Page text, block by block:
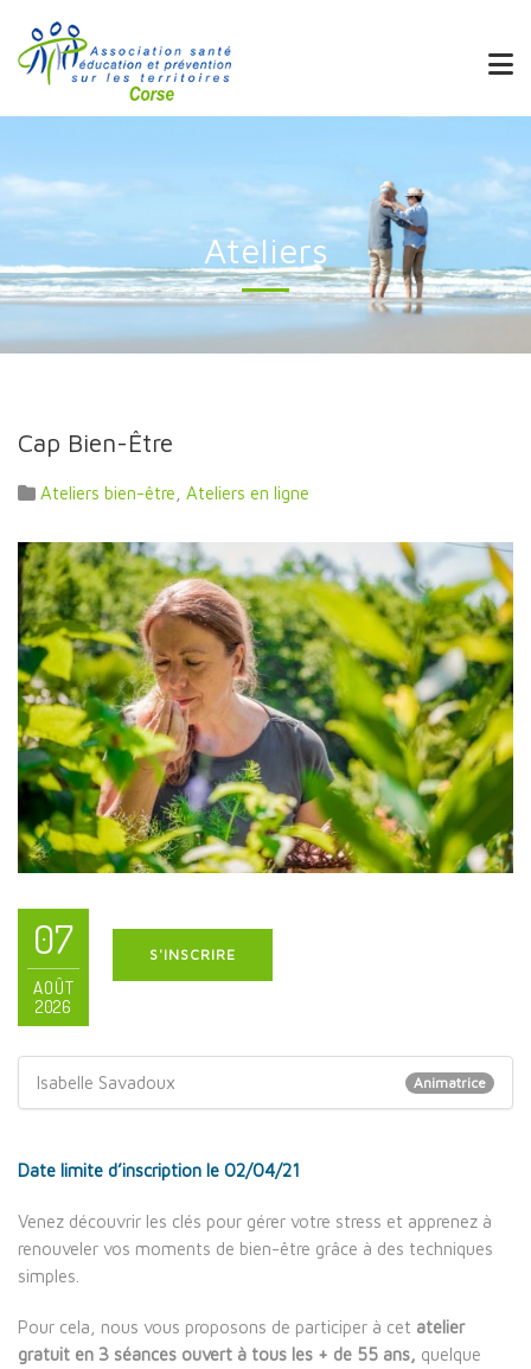
Ateliers
Cap Bien-Être
Ateliers bien-être Ateliers en ligne
07
AOÛT
2026
S'INSCRIRE
Isabelle Savadoux Animatrice
Date limite d’inscription le 02/04/21
Venez découvrir les clés pour gérer votre stress et apprenez à
renouveler vos moments de bien-être grâce à des techniques
simples.
Pour cela, nous vous proposons de participer à cet atelier
gratuit en 3 séances ouvert à tous les + de 55 ans, quelque